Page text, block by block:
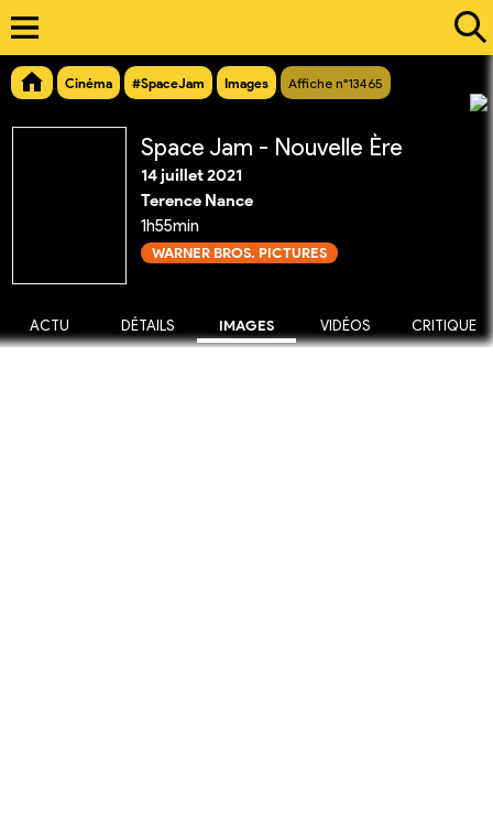
Cinéma #SpaceJam Images Affiche n°13465
Space Jam - Nouvelle Ère
14 juillet 2021
Terence Nance
1h55min
WARNER BROS. PICTURES
ACTU DÉTAILS IMAGES VIDÉOS CRITIQUE